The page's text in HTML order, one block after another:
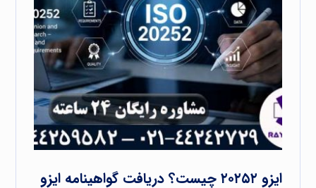
ایزو ۲۰۲۵۲ چیست؟ دریافت گواهینامه ایزو